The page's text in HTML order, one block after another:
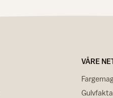
VÅRE
Gulvfakta